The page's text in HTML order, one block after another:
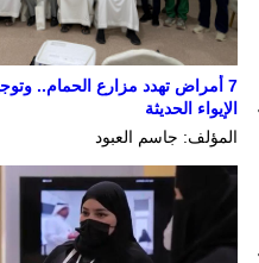
7 أمراض تهدد مزارع الحمام..
الإيواء الحديثة
المؤلف: جاسم العبود